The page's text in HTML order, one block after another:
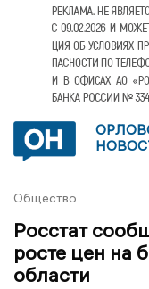
Общество
Росстат
росте цен на
области